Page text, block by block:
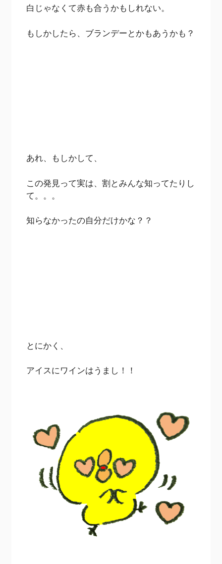
白じゃなくて赤も合うかもしれない。
もしかしたら、ブランデーとかもあうかも？
あれ、もしかして、
この発見って実は、割とみんな知ってたりし
て。。。
知らなかったの自分だけかな？？
とにかく、
アイスにワインはうまし！！